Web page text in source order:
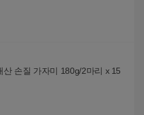
산 손질 가자미 180g/2마리 x 15